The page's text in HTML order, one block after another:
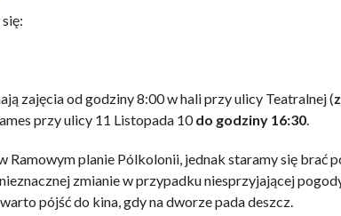
zajęcia od godziny 8:00 w hali przy ulicy Teatralnej (
przy ulicy 11 Listopada 10do godziny 16:30.
Ramowym planie Pólkolonii, jednak staramy się brać
zmianie w przypadku niesprzyjającej
pójść do kina, gdy na dworze pada deszcz.